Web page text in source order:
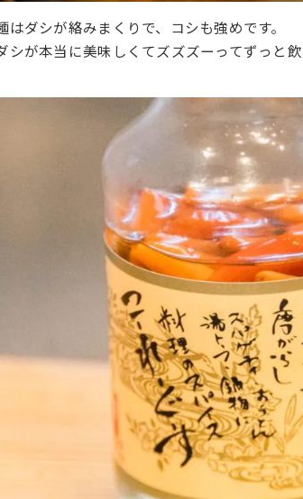
はダシが絡みまくりで、コシも強めです。
シが本当に美味しくてズズズーってずっと飲